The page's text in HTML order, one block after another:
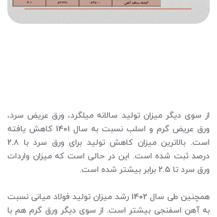
از سوی دیگر میزان تولید سالانه میلگرد، ورق عریض سرد،
ورق عریض گرم و اسلب نسبت به سال 1401 کاهش یافته
است. بالاترین میزان کاهش تولید برای ورق سرد با 2.8
درصد ثبت شده است. این در حالی است که میزان واردات
ورق سرد تا 2.5 برابر بیشتر شده است.
همچنین طی سال 1402 رشد میزان تولید فولاد میانی نسبت
به آهن اسفنجی بیشتر است. از سوی دیگر ورق گرم هم با